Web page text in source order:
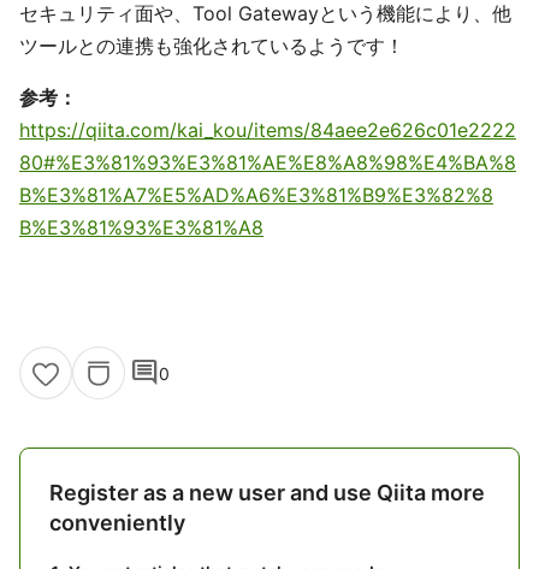
セキュリティ面や、Tool Gatewayという機能により、他
ツールとの連携も強化されているようです！
参考：
https://qiita.com/kai_kou/items/84aee2e626c01e2222
80#%E3%81%93%E3%81%AE%E8%A8%98%E4%BA%8
B%E3%81%A7%E5%AD%A6%E3%81%B9%E3%82%8
B%E3%81%93%E3%81%A8
comment0
Register as a new user and use Qiita more
conveniently